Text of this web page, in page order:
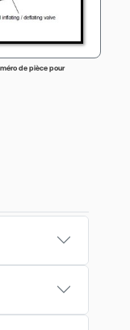
de pièce pour